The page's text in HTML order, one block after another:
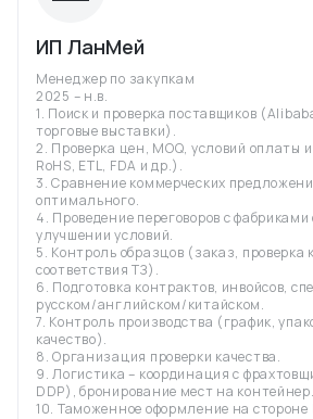
ИП ЛанМей
Менеджер по закупкам
2025 – н.в.
1. Поиск и проверка поставщиков
торговые выставки).
2. Проверка цен, MOQ, условий оплаты
RoHS, ETL, FDA и др.).
3. Сравнение коммерческих
оптимального.
4. Проведение переговоров с
улучшении условий.
5. Контроль образцов (заказ, проверка
соответствия ТЗ).
6. Подготовка контрактов, инвойсов,
русском/английском/китайском.
7. Контроль производства (график,
качество).
8. Организация проверки качества.
9. Логистика – координация с
DDP), бронирование мест на контейнер.
10. Таможенное оформление на стороне